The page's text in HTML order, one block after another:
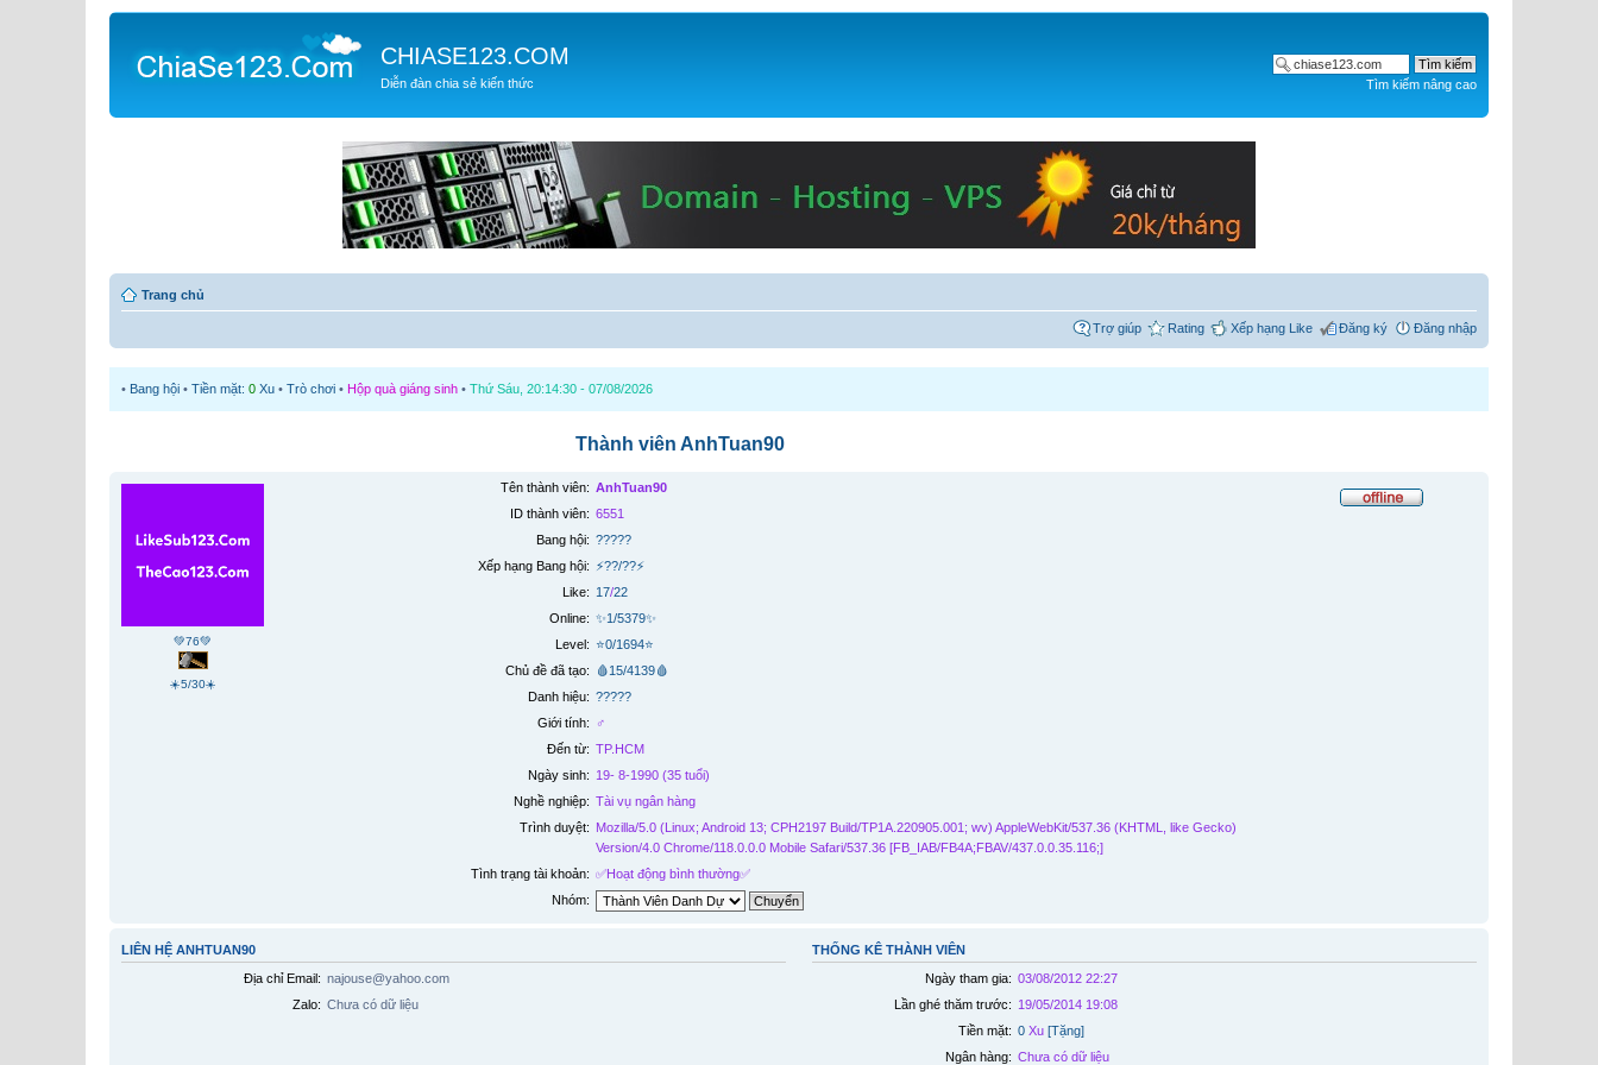
CHIASE123.COM
Diễn đàn chia sẻ kiến thức Tìm kiếm nâng cao
Trang chủ
Trợ giúp Rating Xếp hạng Like Đăng ký Đăng nhập
• Bang hội • Tiền mặt: 0 Xu • Trò chơi • Hộp quà giáng sinh • Thứ Sáu, 20:14:30 - 07/08/2026
Thành viên AnhTuan90
💚76💚
☀️5/30☀️
Tên thành viên: AnhTuan90
ID thành viên: 6551
Bang hội: ?????
Xếp hạng Bang hội: ⚡??/??⚡
Like: 17/22
Online: ✨1/5379✨
Level: ⭐0/1694⭐
Chủ đề đã tạo:
🩸15/4139🩸
Danh hiệu: ?????
Giới tính:
♂️
Đến từ: TP.HCM
Ngày sinh: 19- 8-1990 (35 tuổi)
Nghề nghiệp: Tài vụ ngân hàng
Trình duyệt: Mozilla/5.0 (Linux; Android 13; CPH2197 Build/TP1A.220905.001; wv) AppleWebKit/537.36 (KHTML, like Gecko)
Version/4.0 Chrome/118.0.0.0 Mobile Safari/537.36 [FB_IAB/FB4A;FBAV/437.0.0.35.116;]
Tình trạng tài khoản: ✅Hoạt động bình thường✅
Nhóm:
LIÊN HỆ ANHTUAN90
Địa chỉ Email: najouse@yahoo.com
Zalo: Chưa có dữ liệu
THỐNG KÊ THÀNH VIÊN
Ngày tham gia: 03/08/2012 22:27
Lần ghé thăm trước: 19/05/2014 19:08
Tiền mặt: 0Xu [Tặng]
Ngân hàng: Chưa có dữ liệu